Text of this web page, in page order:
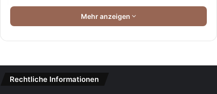
Inhaltsverzeichnis
Wie richte ich ein Schlafzimmer richtig ein?
Auswahl der richtigen Möbel
Beleuchtung optimieren
Platzsparende Schlafraum Lösungen
Mehr anzeigen
Rechtliche Informationen